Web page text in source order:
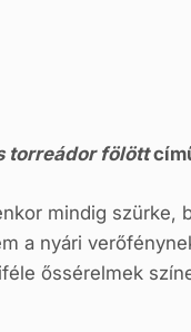
torreádor fölött
mindig szürke,
a nyári
őssérelmek